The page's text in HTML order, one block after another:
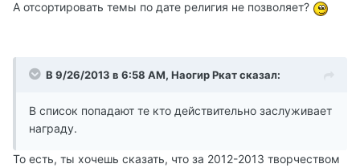
А отсортировать темы по дате религия не позволяет?
В 9/26/2013 в 6:58 AM, Наогир Ркат сказал:
В список попадают те кто действительно заслуживает
награду.
То есть, ты хочешь сказать, что за 2012-2013 творчеством